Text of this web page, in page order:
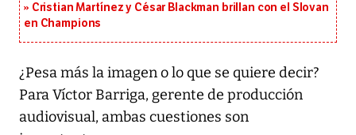
Cristian Martínez y César Blackman brillan con el Slovan
en Champions
¿Pesa más la imagen o lo que se quiere decir?
Para Víctor Barriga, gerente de producción
audiovisual, ambas cuestiones son